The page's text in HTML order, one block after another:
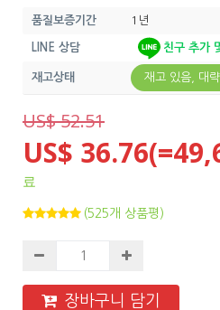
품질보증기간 1년
LINE 상담 친구 추가
재고상태 재고 있음, 대
US$ 52.51
US$
료
(525개 상품평)
장바구니 담기